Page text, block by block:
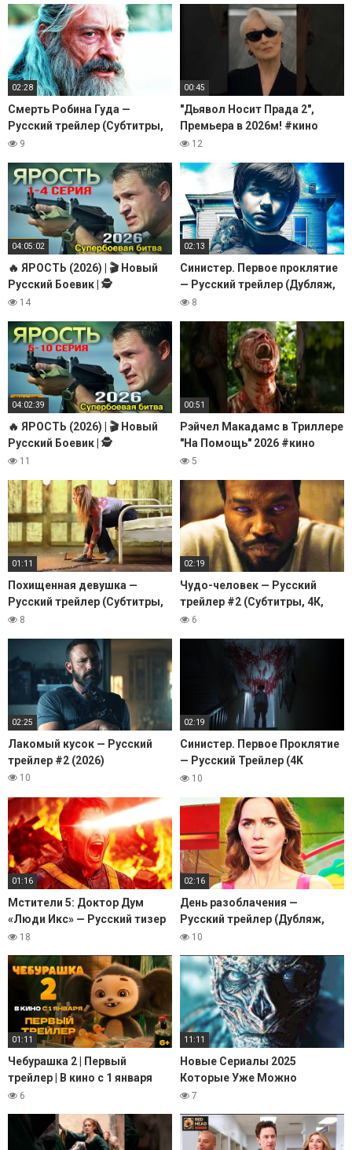
02:28
Смерть Робина Гуда —
Русский трейлер (Субтитры,
4К, 2026)
9
00:45
"Дьявол Носит Прада 2",
Премьера в 2026м! #кино
#daynighttv #фильмы #кино
12
04:05:02
🔥 ЯРОСТЬ (2026) | 🎬 Новый
Русский Боевик | 🕵️
Криминальный Триллер | 🎥
14
02:13
Синистер. Первое проклятие
— Русский трейлер (Дубляж,
2026)
8
04:02:39
🔥 ЯРОСТЬ (2026) | 🎬 Новый
Русский Боевик | 🕵️
Криминальный Триллер | 🎥
11
00:51
Рэйчел Макадамс в Триллере
"На Помощь" 2026 #кино
#daynighttv #триллер
5
01:11
Похищенная девушка —
Русский трейлер (Субтитры,
2026)
8
02:19
Чудо-человек — Русский
трейлер #2 (Субтитры, 4К,
2026)
6
02:25
Лакомый кусок — Русский
трейлер #2 (2026)
10
02:19
Синистер. Первое Проклятие
— Русский Трейлер (4K
Дубляж, 2026)
10
01:16
Мстители 5: Доктор Дум
«Люди Икс» — Русский тизер
(Дубляж, 2026)
18
02:16
День разоблачения —
Русский трейлер (Дубляж,
2026)
10
01:11
Чебурашка 2 | Первый
трейлер | В кино с 1 января
2026 года @START_SHOWS
6
11:11
Новые Сериалы 2025
Которые Уже Можно
Посмотреть. Премьеры и
7